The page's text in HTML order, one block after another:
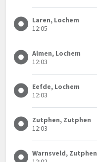
Laren, Lochem
12:05
Almen, Lochem
12:03
Eefde, Lochem
12:03
Zutphen, Zutphen
12:03
Warnsveld, Zutphen